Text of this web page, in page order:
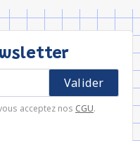
acceptez nos CGU.